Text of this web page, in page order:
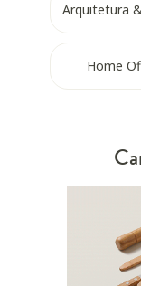
Arquitetura
Home